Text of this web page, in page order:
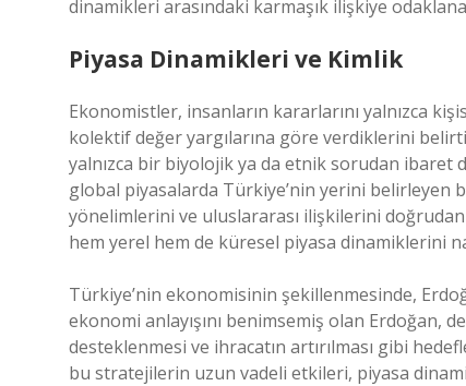
dinamikleri arasındaki karmaşık ilişkiye
Piyasa Dinamikleri ve Kimlik
Ekonomistler, insanların kararlarını yalnızca
kolektif değer yargılarına göre verdiklerini
yalnızca bir biyolojik ya da etnik sorudan ibaret
global piyasalarda Türkiye’nin yerini belirleyen
yönelimlerini ve uluslararası ilişkilerini
hem yerel hem de küresel piyasa dinamiklerini
Türkiye’nin ekonomisinin şekillenmesinde,
ekonomi anlayışını benimsemiş olan Erdoğan,
desteklenmesi ve ihracatın artırılması gibi
bu stratejilerin uzun vadeli etkileri, piyasa